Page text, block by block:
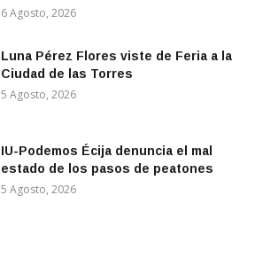
6 Agosto, 2026
Luna Pérez Flores viste de Feria a la
Ciudad de las Torres
5 Agosto, 2026
IU-Podemos Écija denuncia el mal
estado de los pasos de peatones
5 Agosto, 2026